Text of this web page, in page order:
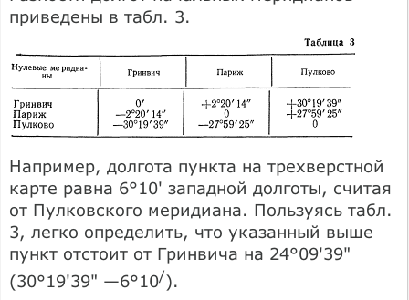
приведены в табл. 3.
Например, долгота пункта на трехверстной
карте равна 6°10' западной долготы, считая
от Пулковского меридиана. Пользуясь табл.
3, легко определить, что указанный выше
пункт отстоит от Гринвича на 24°09'39"
(30°19'39" —6°10/).